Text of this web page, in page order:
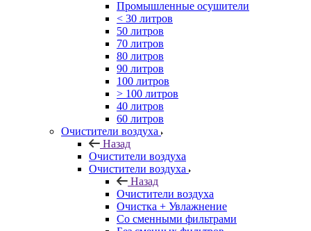
Промышленные осушители
< 30 литров
50 литров
70 литров
80 литров
90 литров
100 литров
> 100 литров
40 литров
60 литров
Очистители воздуха
Назад
Очистители воздуха
Очистители воздуха
Назад
Очистители воздуха
Очистка + Увлажнение
Cо сменными фильтрами